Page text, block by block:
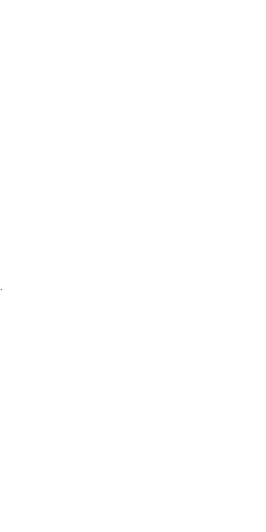
.